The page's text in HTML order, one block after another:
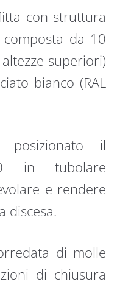
con struttura
da 10
superiori)
bianco (RAL
il
in tubolare
e rendere
discesa.
di molle
di chiusura